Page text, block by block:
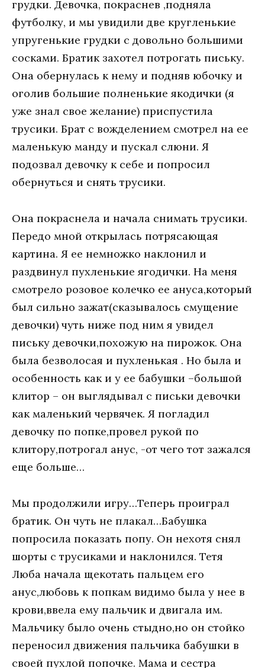
грудки. Девочка, покраснев ,подняла
футболку, и мы увидили две кругленькие
упругенькие грудки с довольно большими
сосками. Братик захотел потрогать письку.
Она обернулась к нему и подняв юбочку и
оголив большие полненькие якодички (я
уже знал свое желание) приспустила
трусики. Брат с вожделением смотрел на ее
маленькую манду и пускал слюни. Я
подозвал девочку к себе и попросил
обернуться и снять трусики.
Она покраснела и начала снимать трусики.
Передо мной открылась потрясающая
картина. Я ее немножко наклонил и
раздвинул пухленькие ягодички. На меня
смотрело розовое колечко ее ануса,который
был сильно зажат(сказывалось смущение
девочки) чуть ниже под ним я увидел
письку девочки,похожую на пирожок. Она
была безволосая и пухленькая . Но была и
особенность как и у ее бабушки –большой
клитор – он выглядывал с письки девочки
как маленький червячек. Я погладил
девочку по попке,провел рукой по
клитору,потрогал анус, -от чего тот зажался
еще больше…
Мы продолжили игру…Теперь проиграл
братик. Он чуть не плакал…Бабушка
попросила показать попу. Он нехотя снял
шорты с трусиками и наклонился. Тетя
Люба начала щекотать пальцем его
анус,любовь к попкам видимо была у нее в
крови,ввела ему пальчик и двигала им.
Мальчику было очень стыдно,но он стойко
переносил движения пальчика бабушки в
своей пухлой попочке. Мама и сестра